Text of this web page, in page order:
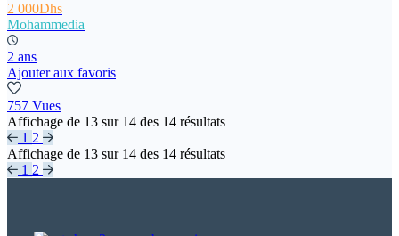
2 000Dhs
Mohammedia
2 ans
Ajouter aux favoris
757 Vues
Affichage de 13 sur 14 des 14 résultats
1 2
Affichage de 13 sur 14 des 14 résultats
1 2